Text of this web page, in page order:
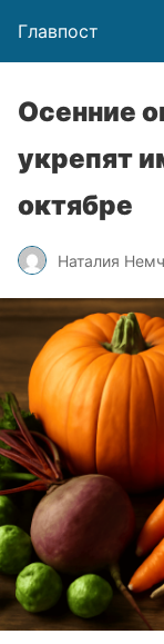
Главпост
Осенние
укрепят
октябре
Наталия